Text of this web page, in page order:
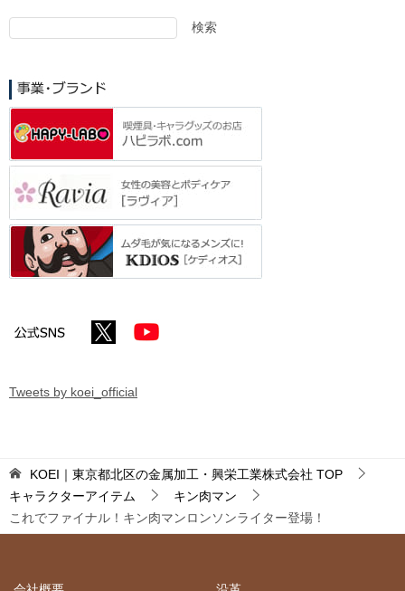
検索
Tweets by koei_official
KOEI｜東京都北区の金属加工・興栄工業株式会社 TOP
キャラクターアイテム
キン肉マン
これでファイナル！キン肉マンロンソンライター登場！